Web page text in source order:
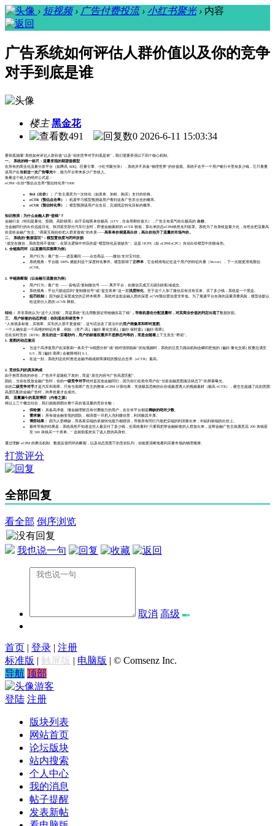
› 短视频 › 广告付费投流 › 小红书聚光 › 内容
广告系统如何评估人群价值以及你的竞争
对手到底是谁
楼主 黑金花
491
0 2026-6-11 15:03:34
要彻底搞懂“系统如何评估人群价值”以及“你的竞争对手到底是谁”，我们需要弄清以下四个核心机制。
一、 系统的唯一标尺：流量变现的期望值模型
在所有的商业化流量分发平台（如腾讯 ADQ、巨量引擎、小红书聚光等），系统并不具备“物理世界”的价值观。系统不在乎一个用户银行卡里有多少钱，它只看重
该用户在当前这一次广告曝光中，能为平台带来多少广告收入。
衡量这个收入的绝对公式是：
eCPM =出价*预估点击率*预估转化率*1000
Bid（出价）：
广告主愿意为一次转化（如表单、加粉、购买）支付的价格。
eCTR（预估点击率）：
机器学习模型预测该用户看到这条广告并点击的概率。
eCVR（预估转化率）：
模型预测该用户点击后，完成既定转化目标的概率。
知识推演：为什么金融人群“值钱”？
金融行业（特别是量化、投顾、高阶财商）由于后端客单价极高（LTV，生命周期价值大），广告主有底气给出极高的 出价。
当金融同行的出价远超日化、快消甚至部分汽车行业时，即便金融素材的 eCTR 较低，算出来的总eCPM依然名列前茅。系统为了自身收益最大化，自然会把流量高
价卖给金融广告主。“商家互相抬价把人群变值钱”的本质——高客单价倒逼高出价，高出价抬升了流量的市场均价。
二、 系统的“数据盲区”：模型置信度与闭环折损
“成交在微信，系统觉得不值钱”，在算法逻辑中对应的是“模型转化反馈缺失”。这是 OCPX（如 oCPM/oCPC）自动出价模型中的致命伤。
1. 全链路闭环（以直播间买翡翠为例）
用户行为：看广告——进直播间 ——点击商品 ——微信/支付宝付款。
系统视角：平台能 100% 捕捉到这个深度转化事件。模型获得了正样本 ，它会精准地记住这个用户的特征向量（Vector），下一次能更准地预估
eCVR。
2. 半链路断裂（以金融引流微信为例）
用户行为：看广告 —— 留电话/复制微信号 —— 离开平台，在微信完成万元级别的私域成交。
系统视角：平台只能追踪到“复制微信号”或“提交表单”这一层浅度转化。至于这个人加了微信后有没有买单、买了多少钱，系统是一个黑盒。
惩罚机制：
因为缺乏深度成交的正样本喂养，系统对这批金融人群的深度 eCVR预估置信度非常低。为了规避平台自身的流量浪费风险，模型会默认
给这部分人群的 eCVR 降权。
结论： 并非系统认为“这个人没钱”，而是系统“无法用数据证明他确实花了钱” ，导致机器在分配流量时，对其商业价值的判定出现了数据折损。
三、 用户标签的动态坍缩：你到底在和谁竞争？
“人有很多标签，买翡翠、买车的人群不更值钱”，这句话涉及了算法中的 用户画像库和 即时意图
一个人确实是一个高维的特征向量，例如：[资产:高], [偏好:量化交易], [偏好:保时捷], [偏好:翡翠]。
但在实时竞价（RTB） 发生的这一百毫秒内，用户的标签权重并不是静态均等的，而是会随着 上下文发生“坍缩”。
1. 意图的动态激活
当这个高净值用户在深夜刷一条关于“K线图分析”或“相对强弱指标”的短视频时，系统的注意力路由机制会瞬间把他的 [偏好:量化交易] 权重拉满至
0.9，而 [偏好:翡翠] 会被降维到 0.1。
在这一刻，系统判定此时推送金融书籍或财商课程的预估点击率（eCTR）最高。
2. 竞价队列的真实构成
由于推荐系统的存在，广告并不是随机下发的，而是“原生内容与广告高度匹配”。
因此，当你在投放金融广告时，你的一级竞争对手绝对是其他金融同行，因为你们在抢夺用户在“当前金融意图激活状态下”的屏幕曝光。
你的二级竞争对手才是汽车和翡翠。只有当翡翠广告主的整体 eCPM 计算结果，凭借极其恐怖的出价或极度诱人的视频素材（极高 eCTR），硬生生超越了此刻意图
高度匹配的金融广告时，跨界抢量才会成功。
四、 流量漏斗的底层博弈（内卷之源）
将以上三个概念结合，我们就能拼图出整个高价值流量的竞价全貌：
供给侧：
具备高净值、懂金融理财且有付费能力的用户，在任何平台都是稀缺的绝对少数。
需求侧：
所有做金融变现的团队，都清楚一旦把人洗到微信里，利润极其丰厚。
博弈结果：
因为人群稀缺，而各家后端的承接转化能力都很强，导致所有同行只能把后端的利润拿出来，补贴到前端的出价上。
最终导致的结果是：系统虽然不知道这些人最后付了多少钱，但系统看到“只要我把带金融标签的人群放出来，这帮金融广告主就愿意花 200 块钱甚
至 500 块钱买一个表单。” 这就彻底坐实了该人群的高身价。
通过理解 eCPM 的乘法机制、数据反馈闭环的断裂，以及动态意图下的竞价队列，你能更清晰地看到买量市场的物理规律。
打赏评分
全部回复
看全部 倒序浏览
我也说一句
取消 高级
首页 | 登录 | 注册
标准版 | 触屏版 | 电脑版 | © Comsenz Inc.
导航 顶部
游客
登陆 注册
版块列表
网站首页
论坛版块
站内搜索
个人中心
我的消息
帖子提醒
发表新帖